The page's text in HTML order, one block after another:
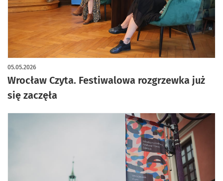
Wrocław Czyta. Festiwalowa rozgrzewka już
się zaczęła
05.05.2026